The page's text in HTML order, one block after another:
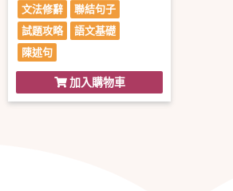
文法修辭
聯結句子
試題攻略
語文基礎
陳述句
加入購物車